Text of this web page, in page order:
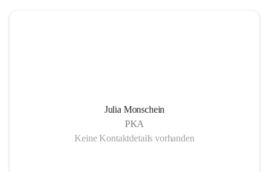
Julia Monschein
PKA
Keine Kontaktdetails vorhanden